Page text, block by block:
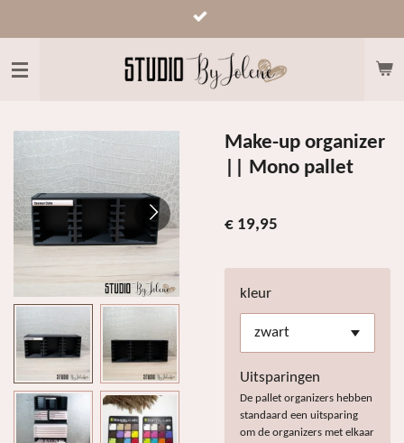
direct
naar
Make-up organizer
|| Mono pallet
€ 19,95
kleur
Uitsparingen
De pallet organizers hebben
standaard een uitsparing
om de organizers met elkaar